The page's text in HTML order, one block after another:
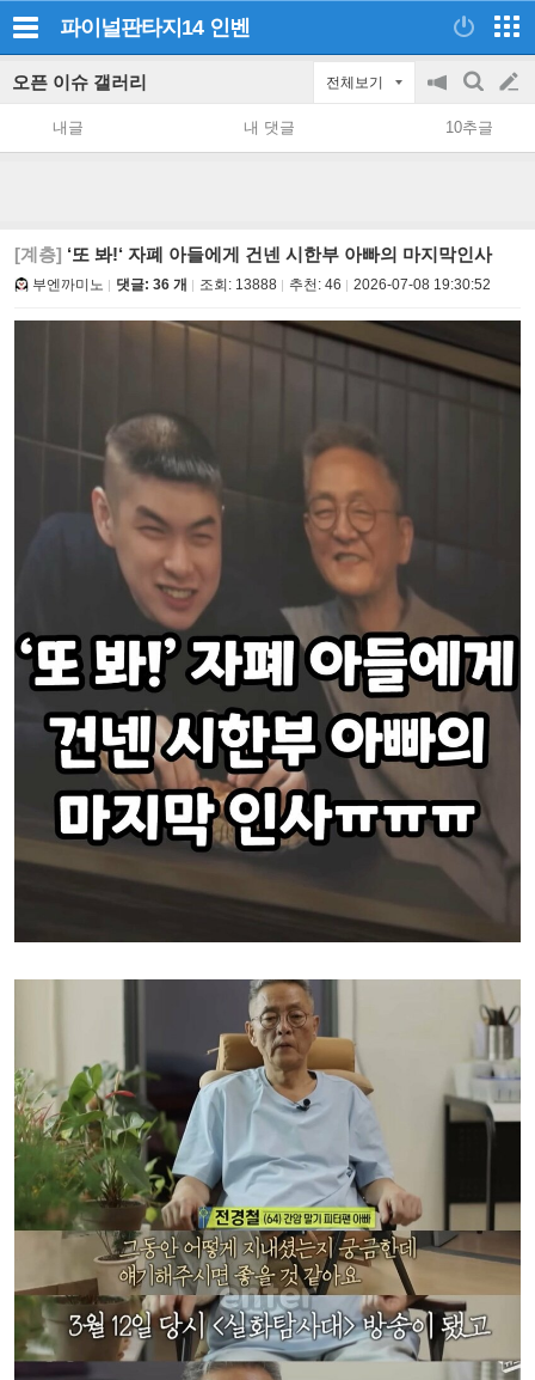
파이널판타지14 인벤
오픈 이슈 갤러리 전체보기
공
지
on/off
검
색
글
쓰
내글 내 댓글 10추글
[계층] ‘또 봐!‘ 자폐 아들에게 건넨 시한부 아빠의 마지막인사
부엔까미노 댓글: 36 개 조회: 13888 추천: 46 2026-07-08 19:30:52